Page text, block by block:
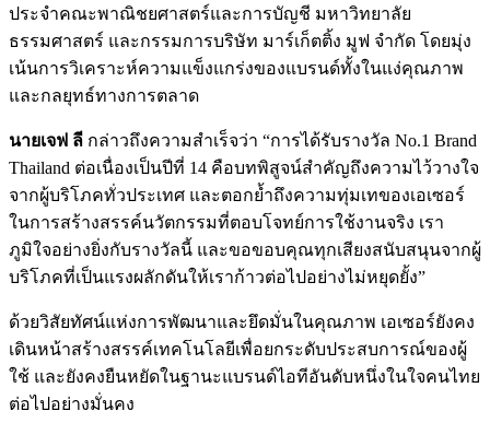
ประจำคณะพาณิชยศาสตร์และการบัญชี มหาวิทยาลัย
ธรรมศาสตร์ และกรรมการบริษัท มาร์เก็ตติ้ง มูฟ จำกัด โดยมุ่ง
เน้นการวิเคราะห์ความแข็งแกร่งของแบรนด์ทั้งในแง่คุณภาพ
และกลยุทธ์ทางการตลาด
นายเจฟ ลี กล่าวถึงความสำเร็จว่า “การได้รับรางวัล No.1 Brand
Thailand ต่อเนื่องเป็นปีที่ 14 คือบทพิสูจน์สำคัญถึงความไว้วางใจ
จากผู้บริโภคทั่วประเทศ และตอกย้ำถึงความทุ่มเทของเอเซอร์
ในการสร้างสรรค์นวัตกรรมที่ตอบโจทย์การใช้งานจริง เรา
ภูมิใจอย่างยิ่งกับรางวัลนี้ และขอขอบคุณทุกเสียงสนับสนุนจากผู้
บริโภคที่เป็นแรงผลักดันให้เราก้าวต่อไปอย่างไม่หยุดยั้ง”
ด้วยวิสัยทัศน์แห่งการพัฒนาและยึดมั่นในคุณภาพ เอเซอร์ยังคง
เดินหน้าสร้างสรรค์เทคโนโลยีเพื่อยกระดับประสบการณ์ของผู้
ใช้ และยังคงยืนหยัดในฐานะแบรนด์ไอทีอันดับหนึ่งในใจคนไทย
ต่อไปอย่างมั่นคง